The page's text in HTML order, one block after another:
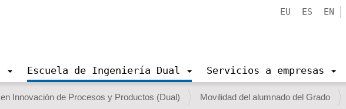
EU ES EN
Escuela de Ingeniería Dual Servicios a empresas
Innovación de Procesos y Productos (Dual) Movilidad del alumnado del Grado